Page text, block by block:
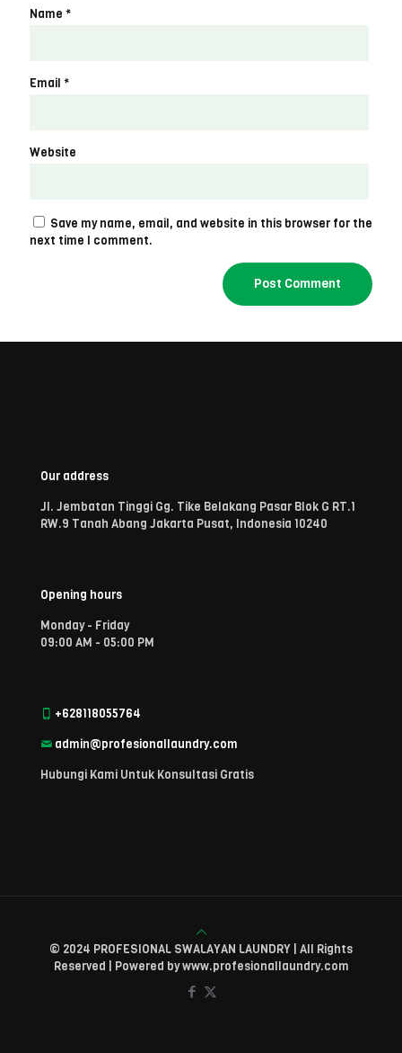
Name *
Email *
Website
Save my name, email, and website in this browser for the
next time I comment.
Our address
Jl. Jembatan Tinggi Gg. Tike Belakang Pasar Blok G RT.1
RW.9 Tanah Abang Jakarta Pusat, Indonesia 10240
Opening hours
Monday - Friday
09:00 AM - 05:00 PM
+628118055764
admin@profesionallaundry.com
Hubungi Kami Untuk Konsultasi Gratis
© 2024 PROFESIONAL SWALAYAN LAUNDRY | All Rights
Reserved | Powered by www.profesionallaundry.com